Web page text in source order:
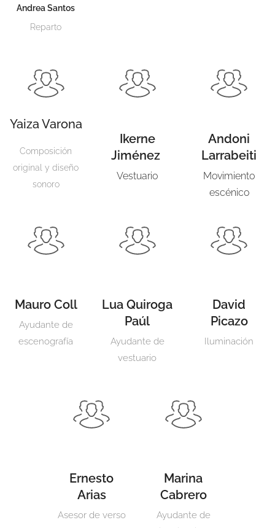
Andrea Santos
Reparto
Yaiza Varona
Composición
original y diseño
sonoro
Ikerne
Jiménez
Vestuario
Andoni
Larrabeiti
Movimiento
escénico
Mauro Coll
Ayudante de
escenografía
Lua Quiroga
Paúl
Ayudante de
vestuario
David
Picazo
Iluminación
Ernesto
Arias
Asesor de verso
Marina
Cabrero
Ayudante de